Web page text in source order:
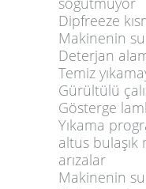
Dipfreeze
Makinenin su
Deterjan
Temiz
Gürültülü
Gösterge
Yıkama
altus
arızalar
Makinenin su